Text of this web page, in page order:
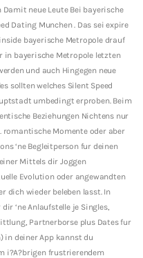
neue Leute Bei bayerische
Dating Munchen . Das sei expire
bayerische Metropole drauf
in bayerische Metropole letzten
und auch Hingegen neue
sollten welches Silent Speed
umbedingt erproben. Beim
Beziehungen Nichtens nur
romantische Momente oder aber
‘ne Begleitperson fur deinen
Mittels dir Joggen
Evolution oder angewandten
dich wieder beleben lasst. In
‘ne Anlaufstelle je Singles,
Partnerborse plus Dates fur
in deiner App kannst du
i?A?brigen frustrierendem